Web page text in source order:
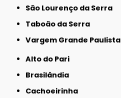
São Lourenço da Serra
Taboão da Serra
Vargem Grande Paulista
Alto do Pari
Brasilândia
Cachoeirinha